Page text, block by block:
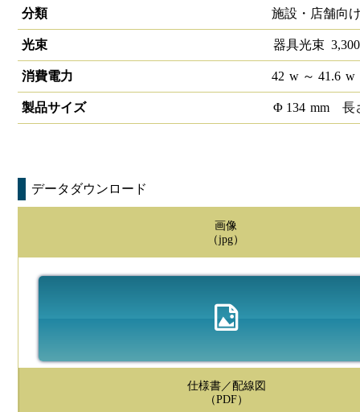
分類
施設・店舗向
光束 器具光束 3,300
消費電力 42 w～ 41.6 w
製品サイズ Φ 134 mm 長
データダウンロード
画像
（jpg）
仕様書／配線図
（PDF）